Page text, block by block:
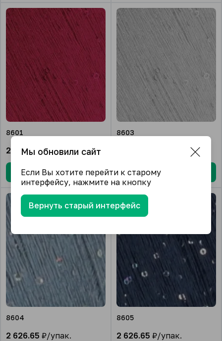
8601
2 626.65₽/упак.
В корзину
8603
В корзину
8604
2 626.65 ₽/упак.
8605
2 626.65 ₽/упак.
Мы обновили сайт
Если Вы хотите перейти к старому
интерфейсу, нажмите на кнопку
Вернуть старый интерфейс